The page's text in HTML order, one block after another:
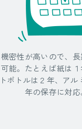
機密性が高いので、
可能。たとえば紙は１
トボトルは２年、アル
年の保存に対応